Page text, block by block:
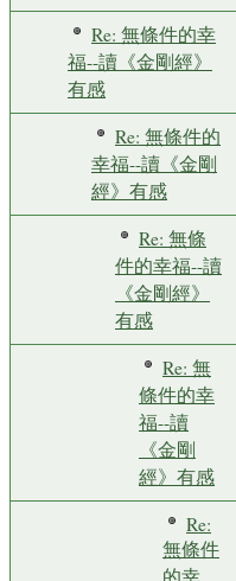
Re: 無條件的幸
福--讀《金剛經》
有感
Re: 無條件的
幸福--讀《金剛
經》有感
Re: 無條
件的幸福--讀
《金剛經》
有感
Re: 無
條件的幸
福--讀
《金剛
經》有感
Re:
無條件
的幸